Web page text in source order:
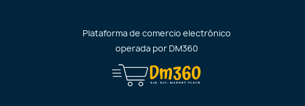
Plataforma de comercio electrónico
operada por DM360